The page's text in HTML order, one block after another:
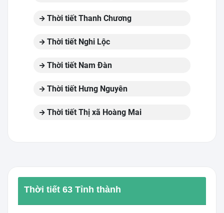
Thời tiết Thanh Chương
Thời tiết Nghi Lộc
Thời tiết Nam Đàn
Thời tiết Hưng Nguyên
Thời tiết Thị xã Hoàng Mai
Thời tiết 63 Tỉnh thành